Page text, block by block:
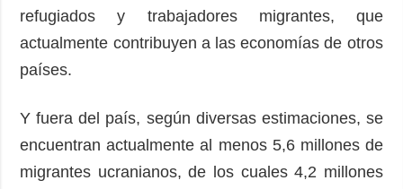
refugiados y trabajadores migrantes, que
actualmente contribuyen a las economías de otros
países.
Y fuera del país, según diversas estimaciones, se
encuentran actualmente al menos 5,6 millones de
migrantes ucranianos, de los cuales 4,2 millones